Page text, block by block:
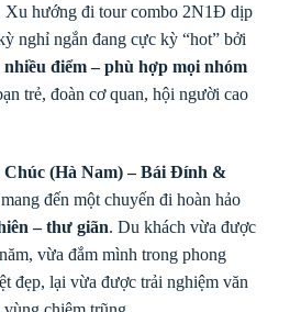
Xu hướng đi tour combo 2N1Đ dịp
nghỉ ngắn đang cực kỳ “hot” bởi
điểm – phù hợp mọi nhóm
trẻ, đoàn cơ quan, hội người cao
Chúc (Hà Nam) – Bái Đính &
mang đến một chuyến đi hoàn hảo
– thư giãn. Du khách vừa được
vừa đắm mình trong phong
đẹp, lại vừa được trải nghiệm văn